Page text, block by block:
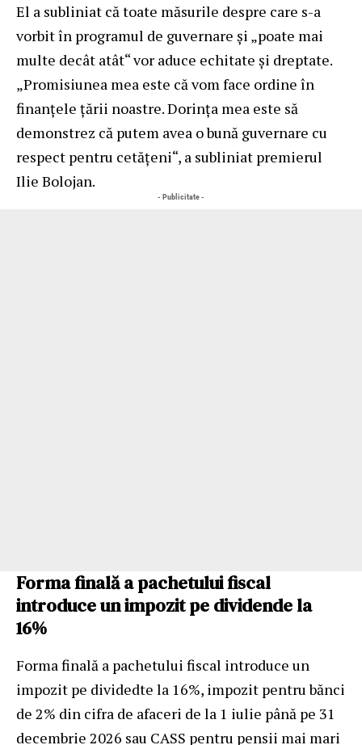
El a subliniat că toate măsurile despre care s-a
vorbit în programul de guvernare și „poate mai
multe decât atât“ vor aduce echitate și dreptate.
„Promisiunea mea este că vom face ordine în
finanțele țării noastre. Dorința mea este să
demonstrez că putem avea o bună guvernare cu
respect pentru cetățeni“, a subliniat premierul
Ilie Bolojan.
- Publicitate -
Forma finală a pachetului fiscal
introduce un impozit pe dividende la
16%
Forma finală a pachetului fiscal introduce un
impozit pe dividedte la 16%, impozit pentru bănci
de 2% din cifra de afaceri de la 1 iulie până pe 31
decembrie 2026 sau CASS pentru pensii mai mari